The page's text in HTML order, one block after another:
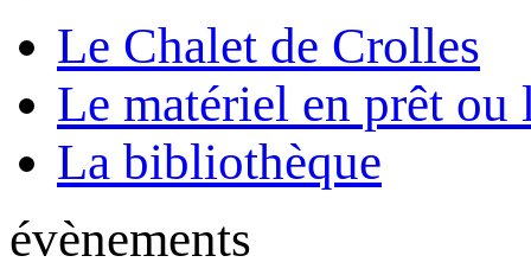
Le Chalet de Crolles
Le matériel en prêt ou
La bibliothèque
évènements